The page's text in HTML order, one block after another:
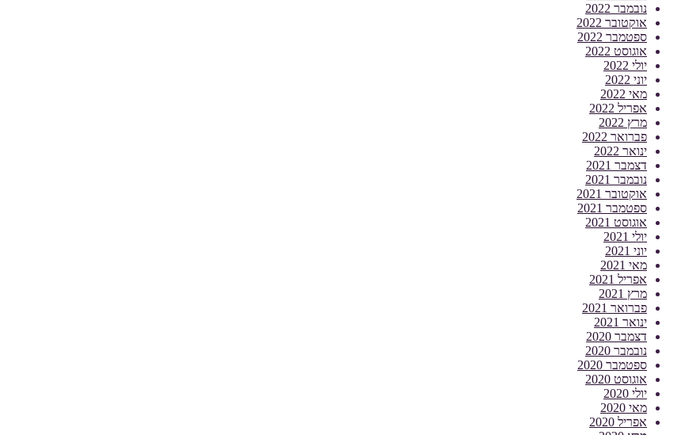
נובמבר 2022
אוקטובר 2022
ספטמבר 2022
אוגוסט 2022
יולי 2022
יוני 2022
מאי 2022
אפריל 2022
מרץ 2022
פברואר 2022
ינואר 2022
דצמבר 2021
נובמבר 2021
אוקטובר 2021
ספטמבר 2021
אוגוסט 2021
יולי 2021
יוני 2021
מאי 2021
אפריל 2021
מרץ 2021
פברואר 2021
ינואר 2021
דצמבר 2020
נובמבר 2020
ספטמבר 2020
אוגוסט 2020
יולי 2020
מאי 2020
אפריל 2020